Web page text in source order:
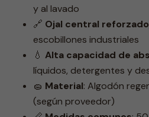
y al lavado
🔗 Ojal central reforzado
escobillones industriales
💧 Alta capacidad de
líquidos, detergentes y
🧽 Material: Algodón
(según proveedor)